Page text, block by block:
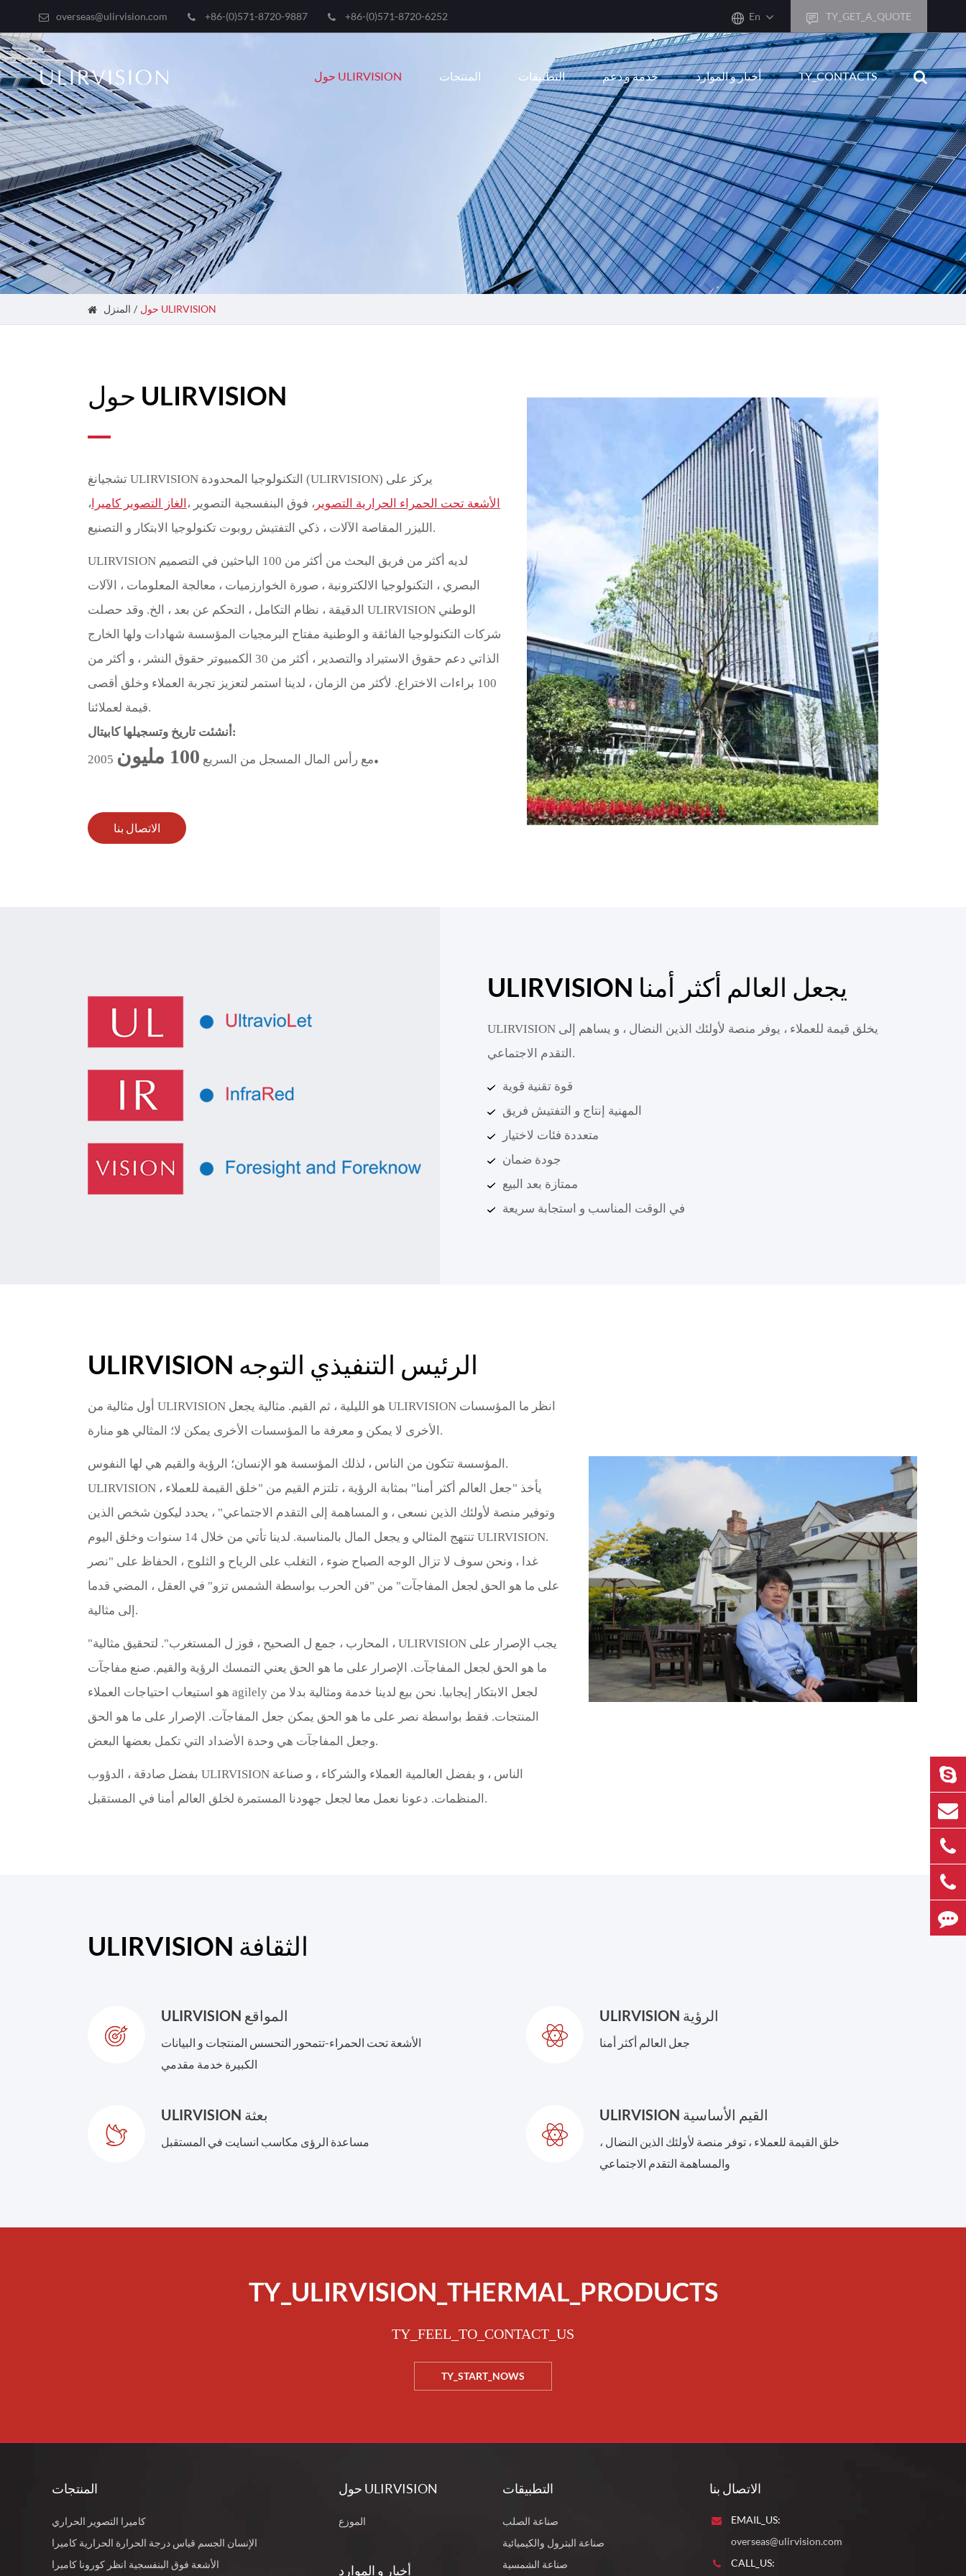
overseas@ulirvision.com +86-(0)571-8720-9887 +86-(0)571-8720-6252 En
English
한국어
français
Deutsch
Español
italiano
русский
português
TY_GET_A_QUOTE
حول ULIRVISION المنتجات التطبيقات خدمة و دعم أخبار و الموارد TY_CONTACTS
المنزل حول ULIRVISION
حول ULIRVISION
تشجيانغ ULIRVISION التكنولوجيا المحدودة (ULIRVISION) يركز على
الأشعة تحت الحمراء الحرارية التصوير ، فوق البنفسجية التصوير ، الغاز التصوير كاميرا ،
الليزر المقاصة الآلات ، ذكي التفتيش روبوت تكنولوجيا الابتكار و التصنيع.
ULIRVISION لديه أكثر من فريق البحث من أكثر من 100 الباحثين في التصميم
البصري ، التكنولوجيا الالكترونية ، صورة الخوارزميات ، معالجة المعلومات ، الآلات
الدقيقة ، نظام التكامل ، التحكم عن بعد ، الخ. وقد حصلت ULIRVISION الوطني
شركات التكنولوجيا الفائقة و الوطنية مفتاح البرمجيات المؤسسة شهادات ولها الخارج
الذاتي دعم حقوق الاستيراد والتصدير ، أكثر من 30 الكمبيوتر حقوق النشر ، و أكثر من
100 براءات الاختراع. لأكثر من الزمان ، لدينا استمر لتعزيز تجربة العملاء وخلق أقصى
قيمة لعملائنا.
أنشئت تاريخ وتسجيلها كابيتال:
2005 مع رأس المال المسجل من السريع100 مليون.
الاتصال بنا
ULIRVISION يجعل العالم أكثر أمنا
ULIRVISION يخلق قيمة للعملاء ، يوفر منصة لأولئك الذين النضال ، و يساهم إلى
التقدم الاجتماعي.
قوة تقنية قوية
المهنية إنتاج و التفتيش فريق
متعددة فئات لاختيار
جودة ضمان
ممتازة بعد البيع
في الوقت المناسب و استجابة سريعة
ULIRVISION الرئيس التنفيذي التوجه
أول مثالية من ULIRVISION هو الليلية ، ثم القيم. مثالية يجعل ULIRVISION انظر ما المؤسسات
الأخرى لا يمكن و معرفة ما المؤسسات الأخرى يمكن لا؛ المثالي هو منارة.
المؤسسة تتكون من الناس ، لذلك المؤسسة هو الإنسان؛ الرؤية والقيم هي لها النفوس.
ULIRVISION يأخذ "جعل العالم أكثر أمنا" بمثابة الرؤية ، تلتزم القيم من "خلق القيمة للعملاء ،
وتوفير منصة لأولئك الذين نسعى ، و المساهمة إلى التقدم الاجتماعي" ، يحدد ليكون شخص الذين
تنتهج المثالي و يجعل المال بالمناسبة. لدينا تأتي من خلال 14 سنوات وخلق اليوم ULIRVISION.
غدا ، ونحن سوف لا تزال الوجه الصباح ضوء ، التغلب على الرياح و الثلوج ، الحفاظ على "نصر
على ما هو الحق لجعل المفاجآت" من "فن الحرب بواسطة الشمس تزو" في العقل ، المضي قدما
إلى مثالية.
"المحارب ، جمع ل الصحيح ، فوز ل المستغرب". لتحقيق مثالية ، ULIRVISION يجب الإصرار على
ما هو الحق لجعل المفاجآت. الإصرار على ما هو الحق يعني التمسك الرؤية والقيم. صنع مفاجآت
هو استيعاب احتياجات العملاء agilely لجعل الابتكار إيجابيا. نحن بيع لدينا خدمة ومثالية بدلا من
المنتجات. فقط بواسطة نصر على ما هو الحق يمكن جعل المفاجآت. الإصرار على ما هو الحق
وجعل المفاجآت هي وحدة الأضداد التي تكمل بعضها البعض.
بفضل صادقة ، الدؤوب ULIRVISION الناس ، و بفضل العالمية العملاء والشركاء ، و صناعة
المنظمات. دعونا نعمل معا لجعل جهودنا المستمرة لخلق العالم أمنا في المستقبل.
ULIRVISION الثقافة
ULIRVISION المواقع
الأشعة تحت الحمراء-تتمحور التحسس المنتجات و البيانات
الكبيرة خدمة مقدمي
ULIRVISION الرؤية
جعل العالم أكثر أمنا
ULIRVISION بعثة
مساعدة الرؤى مكاسب انسايت في المستقبل
ULIRVISION القيم الأساسية
خلق القيمة للعملاء ، توفر منصة لأولئك الذين النضال ،
والمساهمة التقدم الاجتماعي
TY_ULIRVISION_THERMAL_PRODUCTS
TY_FEEL_TO_CONTACT_US
TY_START_NOWS
المنتجات
كاميرا التصوير الحراري
الإنسان الجسم قياس درجة الحرارة الحرارية كاميرا
الأشعة فوق البنفسجية انظر كورونا كاميرا
حول ULIRVISION
الموزع
أخبار و الموارد
التطبيقات
صناعة الصلب
صناعة البترول والكيميائية
صناعة الشمسية
الاتصال بنا
EMAIL_US:
overseas@ulirvision.com
CALL_US: